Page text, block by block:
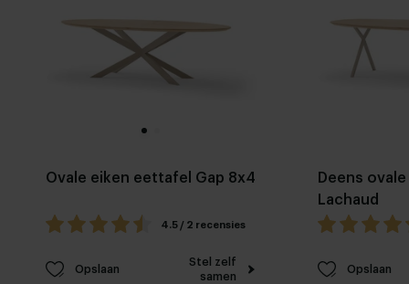
Ovale eiken eettafel Gap 8x4
4.5 / 2 recensies
Opslaan
Stel zelf
samen
Deens
Lachaud
Opslaan